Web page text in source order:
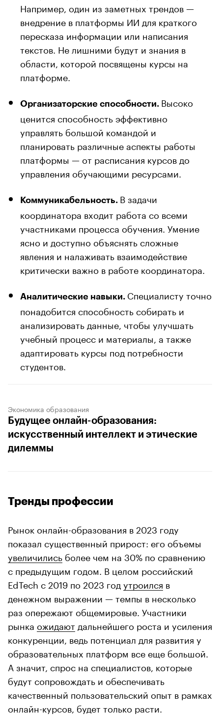
Например, один из заметных трендов —
внедрение в платформы ИИ для краткого
пересказа информации или написания
текстов. Не лишними будут и знания в
области, которой посвящены курсы на
платформе.
Организаторские способности. Высоко
ценится способность эффективно
управлять большой командой и
планировать различные аспекты работы
платформы — от расписания курсов до
управления обучающими ресурсами.
Коммуникабельность. В задачи
координатора входит работа со всеми
участниками процесса обучения. Умение
ясно и доступно объяснять сложные
явления и налаживать взаимодействие
критически важно в работе координатора.
Аналитические навыки. Специалисту точно
понадобится способность собирать и
анализировать данные, чтобы улучшать
учебный процесс и материалы, а также
адаптировать курсы под потребности
студентов.
Экономика образования
Будущее онлайн-образования:
искусственный интеллект и этические
дилеммы
Тренды профессии
Рынок онлайн-образования в 2023 году
показал существенный прирост: его объемы
увеличились более чем на 30% по сравнению
с предыдущим годом. В целом российский
EdTech с 2019 по 2023 год утроился в
денежном выражении — темпы в несколько
раз опережают общемировые. Участники
рынка ожидают дальнейшего роста и усиления
конкуренции, ведь потенциал для развития у
образовательных платформ все еще большой.
А значит, спрос на специалистов, которые
будут сопровождать и обеспечивать
качественный пользовательский опыт в рамках
онлайн-курсов, будет только расти.